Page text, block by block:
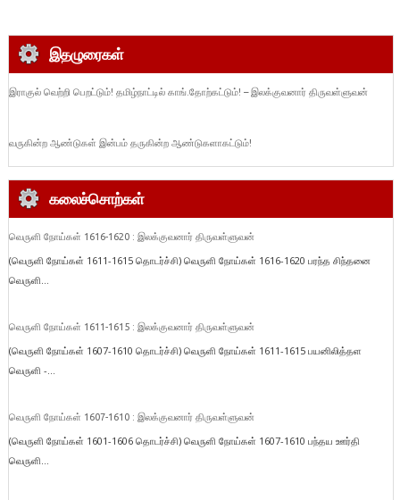
இதழுரைகள்
இராகுல் வெற்றி பெறட்டும்! தமிழ்நாட்டில் காங்.தோற்கட்டும்! – இலக்குவனார் திருவள்ளுவன்
வருகின்ற ஆண்டுகள் இன்பம் தருகின்ற ஆண்டுகளாகட்டும்!
கலைச்சொற்கள்
வெருளி நோய்கள் 1616-1620 : இலக்குவனார் திருவள்ளுவன்
(வெருளி நோய்கள் 1611-1615 தொடர்ச்சி) வெருளி நோய்கள் 1616-1620 பரந்த சிந்தனை
வெருளி...
வெருளி நோய்கள் 1611-1615 : இலக்குவனார் திருவள்ளுவன்
(வெருளி நோய்கள் 1607-1610 தொடர்ச்சி) வெருளி நோய்கள் 1611-1615 பயனிலித்தள
வெருளி -...
வெருளி நோய்கள் 1607-1610 : இலக்குவனார் திருவள்ளுவன்
(வெருளி நோய்கள் 1601-1606 தொடர்ச்சி) வெருளி நோய்கள் 1607-1610 பந்தய ஊர்தி
வெருளி...